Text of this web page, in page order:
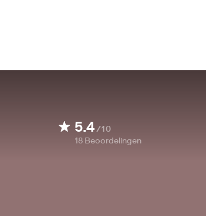
5.4/10
18 Beoordelingen